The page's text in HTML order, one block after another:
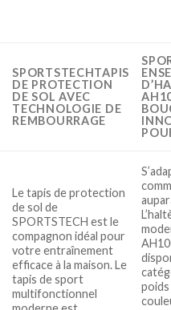
SPORTSTECHTAPIS
DE PROTECTION
DE SOL AVEC
TECHNOLOGIE DE
REMBOURRAGE
Le tapis de protection
de sol de
SPORTSTECH est le
compagnon idéal pour
votre entraînement
efficace à la maison. Le
tapis de sport
multifonctionnel